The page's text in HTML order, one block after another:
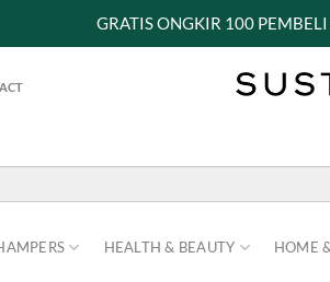
GRATIS ONGKIR 100
HEALTH & BEAUTY HOME